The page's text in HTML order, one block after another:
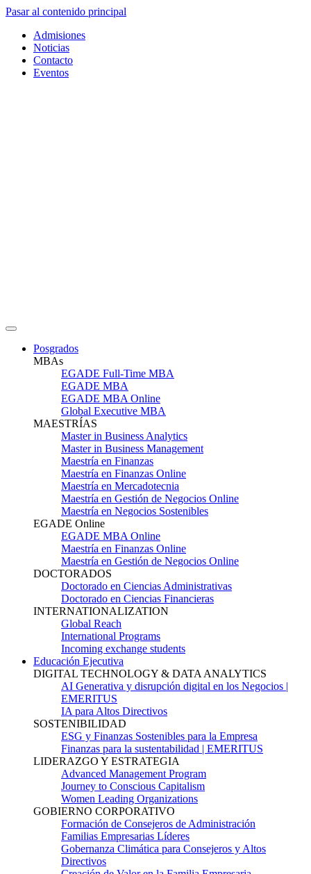
Pasar al contenido principal
Admisiones
Noticias
Contacto
Eventos
Posgrados
MBAs
EGADE Full-Time MBA
EGADE MBA
EGADE MBA Online
Global Executive MBA
MAESTRÍAS
Master in Business Analytics
Master in Business Management
Maestría en Finanzas
Maestría en Finanzas Online
Maestría en Mercadotecnia
Maestría en Gestión de Negocios Online
Maestría en Negocios Sostenibles
EGADE Online
EGADE MBA Online
Maestría en Finanzas Online
Maestría en Gestión de Negocios Online
DOCTORADOS
Doctorado en Ciencias Administrativas
Doctorado en Ciencias Financieras
INTERNATIONALIZATION
Global Reach
International Programs
Incoming exchange students
Educación Ejecutiva
DIGITAL TECHNOLOGY & DATA ANALYTICS
AI Generativa y disrupción digital en los Negocios |
EMERITUS
IA para Altos Directivos
SOSTENIBILIDAD
ESG y Finanzas Sostenibles para la Empresa
Finanzas para la sustentabilidad | EMERITUS
LIDERAZGO Y ESTRATEGIA
Advanced Management Program
Journey to Conscious Capitalism
Women Leading Organizations
GOBIERNO CORPORATIVO
Formación de Consejeros de Administración
Familias Empresarias Líderes
Gobernanza Climática para Consejeros y Altos
Directivos